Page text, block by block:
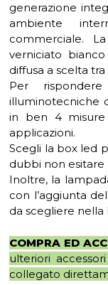
generazione
ambiente
commerciale.
verniciato
diffusa a scelta
Per
illuminotecniche
in ben 4
applicazioni.
Scegli la box led
dubbi non esitare
Inoltre, la
con l’aggiunta
da scegliere nella
COMPRA ED
ulteriori
collegato